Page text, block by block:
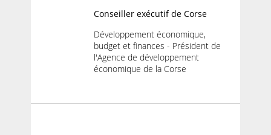
Conseiller exécutif de Corse
Développement économique,
budget et finances - Président de
l'Agence de développement
économique de la Corse